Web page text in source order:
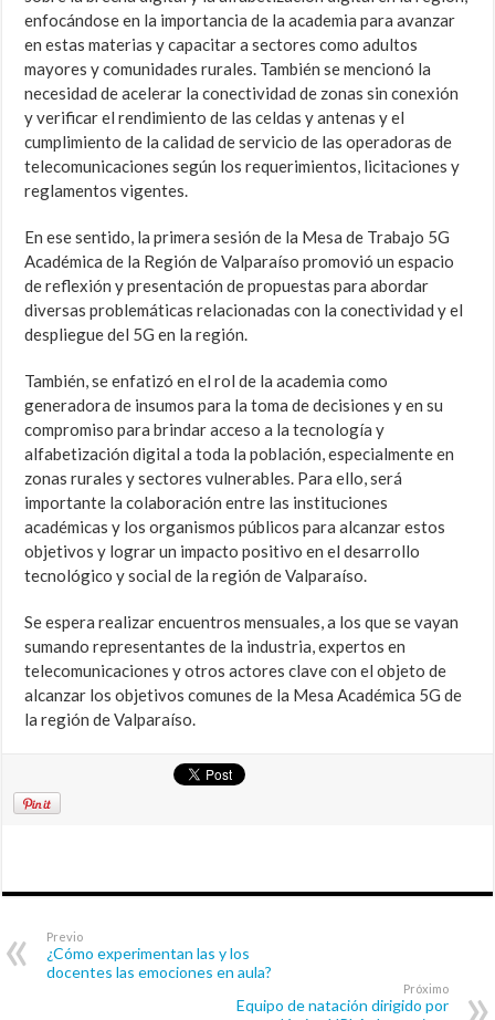
enfocándose en la importancia de la academia para avanzar
en estas materias y capacitar a sectores como adultos
mayores y comunidades rurales. También se mencionó la
necesidad de acelerar la conectividad de zonas sin conexión
y verificar el rendimiento de las celdas y antenas y el
cumplimiento de la calidad de servicio de las operadoras de
telecomunicaciones según los requerimientos, licitaciones y
reglamentos vigentes.
En ese sentido, la primera sesión de la Mesa de Trabajo 5G
Académica de la Región de Valparaíso promovió un espacio
de reflexión y presentación de propuestas para abordar
diversas problemáticas relacionadas con la conectividad y el
despliegue del 5G en la región.
También, se enfatizó en el rol de la academia como
generadora de insumos para la toma de decisiones y en su
compromiso para brindar acceso a la tecnología y
alfabetización digital a toda la población, especialmente en
zonas rurales y sectores vulnerables. Para ello, será
importante la colaboración entre las instituciones
académicas y los organismos públicos para alcanzar estos
objetivos y lograr un impacto positivo en el desarrollo
tecnológico y social de la región de Valparaíso.
Se espera realizar encuentros mensuales, a los que se vayan
sumando representantes de la industria, expertos en
telecomunicaciones y otros actores clave con el objeto de
alcanzar los objetivos comunes de la Mesa Académica 5G de
la región de Valparaíso.
Previo
¿Cómo experimentan las y los
docentes las emociones en aula?
Próximo
Equipo de natación dirigido por